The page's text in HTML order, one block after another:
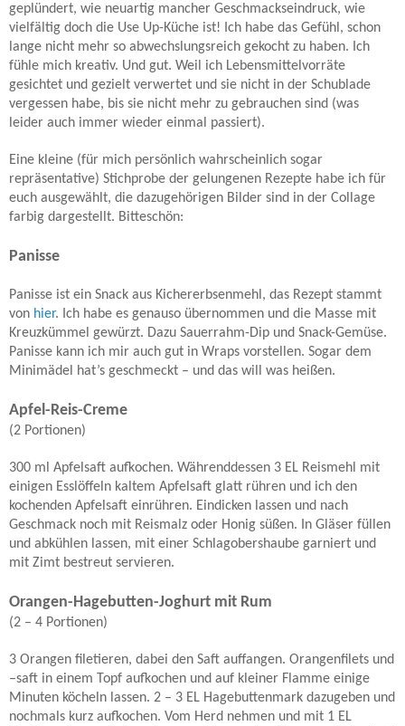
geplündert, wie neuartig mancher Geschmackseindruck, wie
vielfältig doch die Use Up-Küche ist! Ich habe das Gefühl, schon
lange nicht mehr so abwechslungsreich gekocht zu haben. Ich
fühle mich kreativ. Und gut. Weil ich Lebensmittelvorräte
gesichtet und gezielt verwertet und sie nicht in der Schublade
vergessen habe, bis sie nicht mehr zu gebrauchen sind (was
leider auch immer wieder einmal passiert).
Eine kleine (für mich persönlich wahrscheinlich sogar
repräsentative) Stichprobe der gelungenen Rezepte habe ich für
euch ausgewählt, die dazugehörigen Bilder sind in der Collage
farbig dargestellt. Bitteschön:
Panisse
Panisse ist ein Snack aus Kichererbsenmehl, das Rezept stammt
von hier. Ich habe es genauso übernommen und die Masse mit
Kreuzkümmel gewürzt. Dazu Sauerrahm-Dip und Snack-Gemüse.
Panisse kann ich mir auch gut in Wraps vorstellen. Sogar dem
Minimädel hat’s geschmeckt – und das will was heißen.
Apfel-Reis-Creme
(2 Portionen)
300 ml Apfelsaft aufkochen. Währenddessen 3 EL Reismehl mit
einigen Esslöffeln kaltem Apfelsaft glatt rühren und ich den
kochenden Apfelsaft einrühren. Eindicken lassen und nach
Geschmack noch mit Reismalz oder Honig süßen. In Gläser füllen
und abkühlen lassen, mit einer Schlagobershaube garniert und
mit Zimt bestreut servieren.
Orangen-Hagebutten-Joghurt mit Rum
(2 – 4 Portionen)
3 Orangen filetieren, dabei den Saft auffangen. Orangenfilets und
–saft in einem Topf aufkochen und auf kleiner Flamme einige
Minuten köcheln lassen. 2 – 3 EL Hagebuttenmark dazugeben und
nochmals kurz aufkochen. Vom Herd nehmen und mit 1 EL